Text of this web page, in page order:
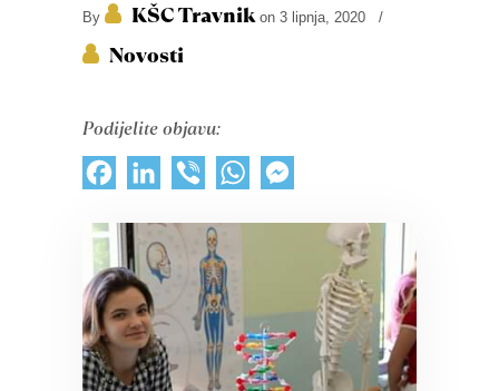
By KŠC Travnikon 3 lipnja, 2020 /
Novosti
Podijelite objavu:
FacebookLinkedInViber WhatsApp